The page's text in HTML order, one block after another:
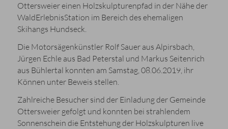
Ottersweier einen Holzskulpturenpfad in der Nähe der
WaldErlebnisStation im Bereich des ehemaligen
Skihangs Hundseck.
Die Motorsägenkünstler Rolf Sauer aus Alpirsbach,
Jürgen Echle aus Bad Peterstal und Markus Seitenrich
aus Bühlertal konnten am Samstag, 08.06.2019, ihr
Können unter Beweis stellen.
Zahlreiche Besucher sind der Einladung der Gemeinde
Ottersweier gefolgt und konnten bei strahlendem
Sonnenschein die Entstehung der Holzskulpturen live